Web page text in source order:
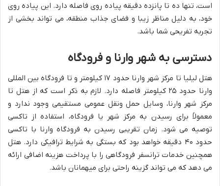
است، تنها ده تا پانزده دقیقه پیاده روی فاصله دارد. این پیاده روی
خود، به دلیل مناظر زیبا و فضای جذاب منطقه، می تواند بخشی از
تجربه تفریحی شما باشد.
دسترسی به شهر وارنا و فرودگاه
هتل لیلیا تا مرکز شهر وارنا حدود ۱۷ کیلومتر و تا فرودگاه بین المللی
وارنا حدود ۲۵ کیلومتر فاصله دارد. لازم به ذکر است که از هتل تا
مرکز شهر وارنا، وسایل حمل ونقل عمومی مستقیمی وجود ندارد و
معمولاً برای رسیدن به مرکز شهر یا فرودگاه، استفاده از تاکسی
توصیه می شود. زمان تقریبی رسیدن به فرودگاه وارنا با تاکسی
حدود ۴۰ دقیقه خواهد بود که بستگی به شرایط ترافیکی دارد. هتل
همچنین خدمات ترانسفر فرودگاهی را با پرداخت هزینه اضافی ارائه
می دهد که می تواند گزینه راحتی برای میهمانان باشد.